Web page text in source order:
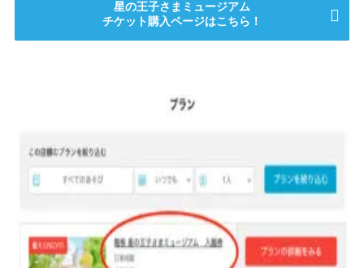
星の王子さまミュージアム
チケット購入ページはこちら！